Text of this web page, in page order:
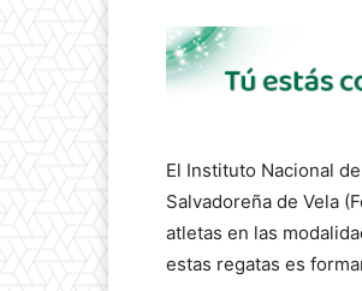
El Instituto Nacional
Salvadoreña de Vela
atletas en las
estas regatas es